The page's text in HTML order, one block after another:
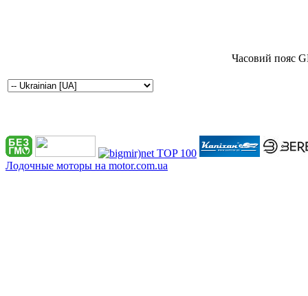
Часовий пояс
Лодочные моторы на motor.com.ua